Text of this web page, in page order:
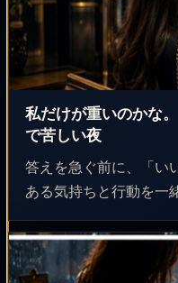
私だけが重いのかな
で苦しい夜
答えを急ぐ前に、「い
ある気持ちと行動を一